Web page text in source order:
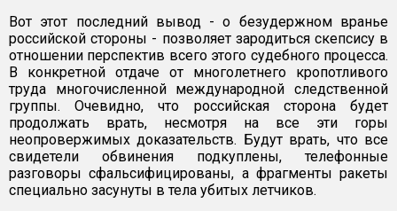
Вот этот последний вывод - о безудержном вранье
российской стороны - позволяет зародиться скепсису в
отношении перспектив всего этого судебного процесса.
В конкретной отдаче от многолетнего кропотливого
труда многочисленной международной следственной
группы. Очевидно, что российская сторона будет
продолжать врать, несмотря на все эти горы
неопровержимых доказательств. Будут врать, что все
свидетели обвинения подкуплены, телефонные
разговоры сфальсифицированы, а фрагменты ракеты
специально засунуты в тела убитых летчиков.